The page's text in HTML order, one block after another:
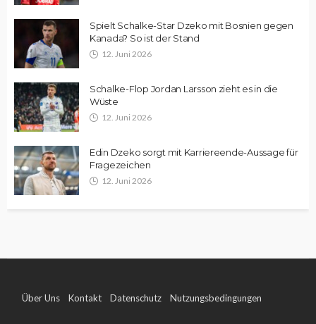
Spielt Schalke-Star Dzeko mit Bosnien gegen
Kanada? So ist der Stand
12. Juni 2026
Schalke-Flop Jordan Larsson zieht es in die
Wüste
12. Juni 2026
Edin Dzeko sorgt mit Karriereende-Aussage für
Fragezeichen
12. Juni 2026
Über Uns Kontakt Datenschutz Nutzungsbedingungen